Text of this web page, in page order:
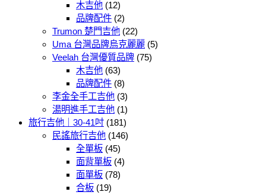
木吉他 (12)
品牌配件 (2)
Trumon 楚門吉他 (22)
Uma 台灣品牌烏克麗麗 (5)
Veelah 台灣優質品牌 (75)
木吉他 (63)
品牌配件 (8)
李金全手工吉他 (3)
湯明進手工吉他 (1)
旅行吉他｜30-41吋 (181)
民謠旅行吉他 (146)
全單板 (45)
面背單板 (4)
面單板 (78)
合板 (19)